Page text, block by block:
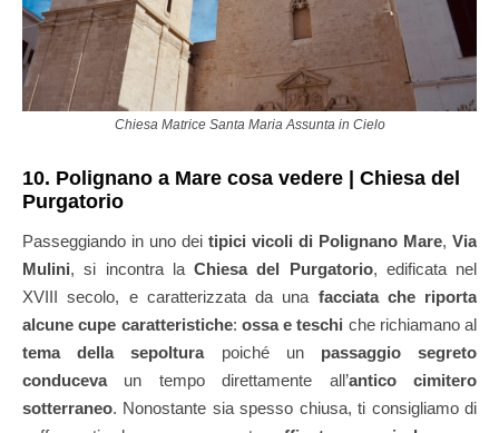
Chiesa Matrice Santa Maria Assunta in Cielo
10. Polignano a Mare cosa vedere | Chiesa del
Purgatorio
Passeggiando in uno dei tipici vicoli di Polignano Mare, Via
Mulini, si incontra la Chiesa del Purgatorio, edificata nel
XVIII secolo, e caratterizzata da una facciata che riporta
alcune cupe caratteristiche: ossa e teschi che richiamano al
tema della sepolturapoiché un passaggio segreto
conducevaun tempo direttamente all’antico cimitero
sotterraneo. Nonostante sia spesso chiusa, ti consigliamo di